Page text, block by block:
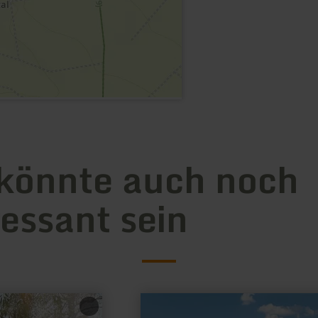
auch noch
sein